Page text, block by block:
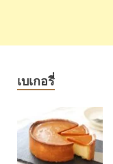
เบเกอรี่